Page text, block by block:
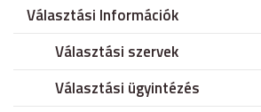
Választási Információk
Választási szervek
Választási ügyintézés